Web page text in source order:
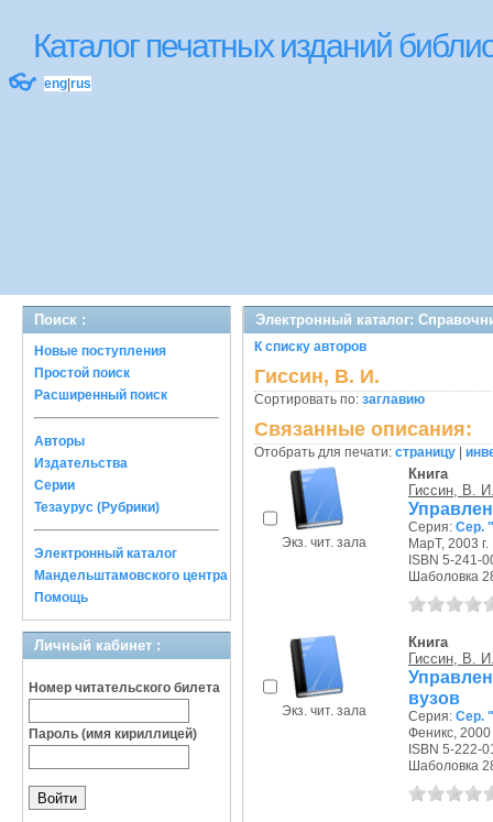
Каталог печатных изданий
👓 eng rus
Поиск :
Новые поступления
Простой поиск
Расширенный поиск
Авторы
Издательства
Серии
Тезаурус (Рубрики)
Электронный каталог
Мандельштамовского центра
Помощь
Личный кабинет :
Номер читательского билета
Пароль (имя кириллицей)
Электронный каталог:
К списку авторов
Гиссин, В. И.
Сортировать по: заглавию
Связанные описания:
Отобрать для печати: страницу
Экз. чит. зала
Книга
Гиссин, В.
Серия: Сер.
МарТ, 2003 г.
ISBN 5-241-
Шаболовка
Экз. чит. зала
Книга
Гиссин, В.
вузов
Серия: Сер.
Феникс, 2000
ISBN 5-222-
Шаболовка